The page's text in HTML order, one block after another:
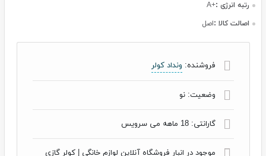
رتبه انرژی :+A
اصالت کالا :اصل
فروشنده: ونداد کولر
وضعیت: نو
گارانتی: 18 ماهه می سرویس
موجود در انبار فروشگاه آنلاین لوازم خانگی | کولر گازی